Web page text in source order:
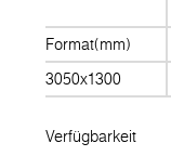
Format(mm)
3050x1300
Verfügbarkeit